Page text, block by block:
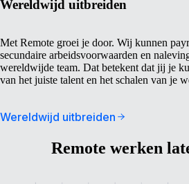
Wereldwijd uitbreiden
Met Remote groei je door. Wij kunnen
secundaire arbeidsvoorwaarden en
wereldwijde team. Dat betekent dat jij je
van het juiste talent en het schalen van je
Wereldwijd uitbreiden
Remote werken